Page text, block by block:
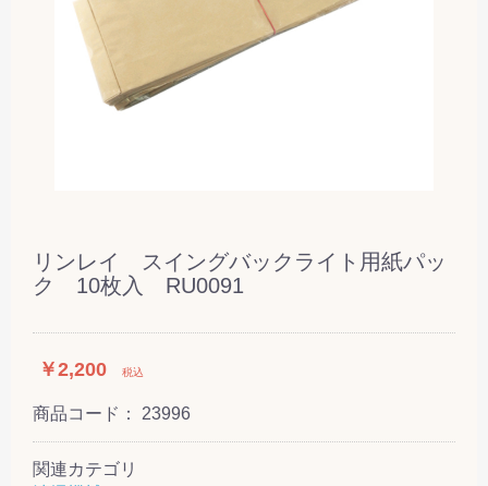
リンレイ スイングバックライト用紙パッ
ク 10枚入 RU0091
￥2,200 税込
商品コード： 23996
関連カテゴリ